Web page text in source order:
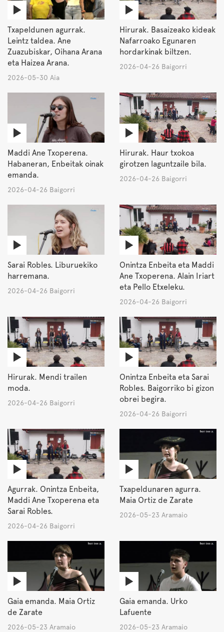
Txapeldunen agurrak.
Leintz taldea. Ane
Zuazubiskar, Oihana Arana
eta Haizea Arana.
2026-05-30 Aia
Hirurak. Basaizeako kideak
Nafarroako Egunaren
hordarkinak biltzen.
2026-04-26 Baigorri
Maddi Ane Txoperena.
Habaneran, Enbeitak oinak
emanda.
2026-04-26 Baigorri
Hirurak. Haur txokoa
girotzen laguntzaile bila.
2026-04-26 Baigorri
Sarai Robles. Liburuekiko
harremana.
2026-04-26 Baigorri
Onintza Enbeita eta Maddi
Ane Txoperena. Alain Iriart
eta Pello Etxeleku.
2026-04-26 Baigorri
Hirurak. Mendi trailen
moda.
2026-04-26 Baigorri
Onintza Enbeita eta Sarai
Robles. Baigorriko bi gizon
obrei begira.
2026-04-26 Baigorri
Agurrak. Onintza Enbeita,
Maddi Ane Txoperena eta
Sarai Robles.
2026-04-26 Baigorri
Txapeldunaren agurra.
Maia Ortiz de Zarate
2026-05-23 Aramaio
Gaia emanda. Maia Ortiz
de Zarate
2026-05-23 Aramaio
Gaia emanda. Urko
Lafuente
2026-05-23 Aramaio